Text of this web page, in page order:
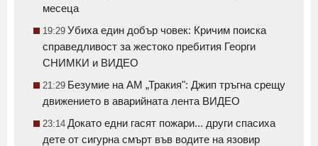
месеца
19:29 Убиха един добър човек: Кричим поиска
справедливост за жестоко пребития Георги
СНИМКИ и ВИДЕО
21:29 Безумие на АМ „Тракия": Джип тръгна срещу
движението в аварийната лента ВИДЕО
23:14 Докато едни гасят пожари... други спасиха
дете от сигурна смърт във водите на язовир